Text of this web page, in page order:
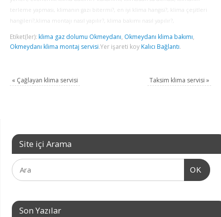
terleme yapması, klimanın gazı bitermi?, en iyi klima hangisi?, klima çeşitleri
hangileri?,klima montajı nasıl yapılır?, klima bakımı nasıl yapılır?,
Etiket(ler): klima gaz dolumu Okmeydanı, Okmeydanı klima bakımı,
Okmeydanı klima montaj servisi.Yer işareti koy Kalıcı Bağlantı.
« Çağlayan klima servisi Taksim klima servisi »
Site içi Arama
OK
Son Yazılar